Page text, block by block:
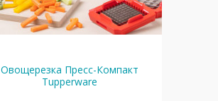
Овощерезка Пресс-Компакт
Tupperware